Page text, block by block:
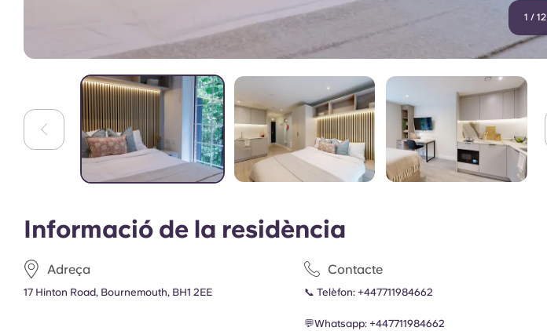
1 / 12
Informació de la residència
Adreça
17 Hinton Road, Bournemouth, BH1 2EE
Contacte
📞 Telèfon: +447711984662
💬Whatsapp: +447711984662